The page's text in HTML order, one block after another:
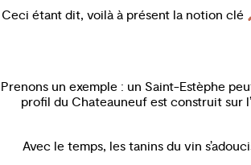
Ceci étant dit, voilà à présent la notion clé
Prenons un exemple : un Saint-Estèphe
profil du Chateauneuf est construit sur
Avec le temps, les tanins du vin